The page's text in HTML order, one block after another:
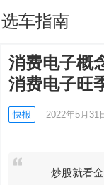
选车指南
消费电子概
消费电子旺
快报 2022年5月31
炒股就看金